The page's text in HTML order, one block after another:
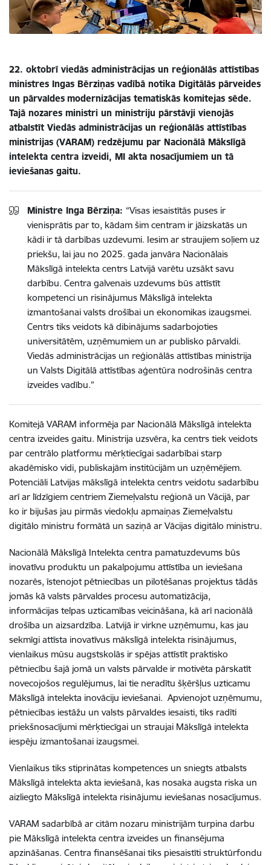
22. oktobrī viedās administrācijas un reģionālās attīstības
ministres Ingas Bērziņas vadībā notika Digitālās pārveides
un pārvaldes modernizācijas tematiskās komitejas sēde.
Tajā nozares ministri un ministriju pārstāvji vienojās
atbalstīt Viedās administrācijas un reģionālās attīstības
ministrijas (VARAM) redzējumu par Nacionālā Mākslīgā
intelekta centra izveidi, MI akta nosacījumiem un tā
ieviešanas gaitu.
Ministre Inga Bērziņa: “Visas iesaistītās puses ir
vienisprātis par to, kādam šim centram ir jāizskatās un
kādi ir tā darbības uzdevumi. Iesim ar straujiem soļiem uz
priekšu, lai jau no 2025. gada janvāra Nacionālais
Mākslīgā intelekta centrs Latvijā varētu uzsākt savu
darbību. Centra galvenais uzdevums būs attīstīt
kompetenci un risinājumus Mākslīgā intelekta
izmantošanai valsts drošībai un ekonomikas izaugsmei.
Centrs tiks veidots kā dibinājums sadarbojoties
universitātēm, uzņēmumiem un ar publisko pārvaldi.
Viedās administrācijas un reģionālās attīstības ministrija
un Valsts Digitālā attīstības aģentūra nodrošinās centra
izveides vadību.”
Komitejā VARAM informēja par Nacionālā Mākslīgā intelekta
centra izveides gaitu. Ministrija uzsvēra, ka centrs tiek veidots
par centrālo platformu mērķtiecīgai sadarbībai starp
akadēmisko vidi, publiskajām institūcijām un uzņēmējiem.
Potenciāli Latvijas mākslīgā intelekta centrs veidotu sadarbību
arī ar līdzīgiem centriem Ziemeļvalstu reģionā un Vācijā, par
ko ir bijušas jau pirmās viedokļu apmaiņas Ziemeļvalstu
digitālo ministru formātā un saziņā ar Vācijas digitālo ministru.
Nacionālā Mākslīgā Intelekta centra pamatuzdevums būs
inovatīvu produktu un pakalpojumu attīstība un ieviešana
nozarēs, īstenojot pētniecības un pilotēšanas projektus tādās
jomās kā valsts pārvaldes procesu automatizācija,
informācijas telpas uzticamības veicināšana, kā arī nacionālā
drošība un aizsardzība. Latvijā ir virkne uzņēmumu, kas jau
sekmīgi attīsta inovatīvus mākslīgā intelekta risinājumus,
vienlaikus mūsu augstskolās ir spējas attīstīt praktisko
pētniecību šajā jomā un valsts pārvalde ir motivēta pārskatīt
novecojošos regulējumus, lai tie neradītu šķēršļus uzticamu
Mākslīgā intelekta inovāciju ieviešanai. Apvienojot uzņēmumu,
pētniecības iestāžu un valsts pārvaldes iesaisti, tiks radīti
priekšnosacījumi mērķtiecīgai un straujai Mākslīgā intelekta
iespēju izmantošanai izaugsmei.
Vienlaikus tiks stiprinātas kompetences un sniegts atbalsts
Mākslīgā intelekta akta ieviešanā, kas nosaka augsta riska un
aizliegto Mākslīgā intelekta risinājumu ieviešanas nosacījumus.
VARAM sadarbībā ar citām nozaru ministrijām turpina darbu
pie Mākslīgā intelekta centra izveides un finansējuma
apzināšanas. Centra finansēšanai tiks piesaistīti struktūrfondu